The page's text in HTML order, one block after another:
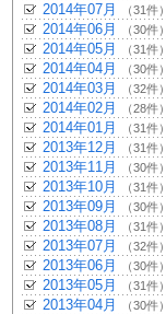
2014年07月 （31件）
2014年06月 （30件）
2014年05月 （31件）
2014年04月 （30件）
2014年03月 （32件）
2014年02月 （28件）
2014年01月 （31件）
2013年12月 （31件）
2013年11月 （30件）
2013年10月 （31件）
2013年09月 （30件）
2013年08月 （31件）
2013年07月 （32件）
2013年06月 （30件）
2013年05月 （31件）
2013年04月 （30件）